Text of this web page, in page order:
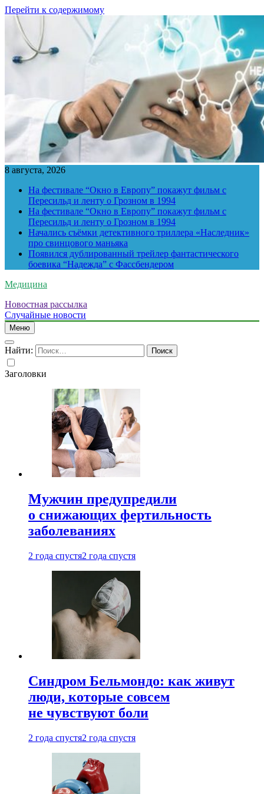
Перейти к содержимому
8 августа, 2026
На фестивале “Окно в Европу” покажут фильм с
Пересильд и ленту о Грозном в 1994
На фестивале “Окно в Европу” покажут фильм с
Пересильд и ленту о Грозном в 1994
Начались съёмки детективного триллера «Наследник»
про свинцового маньяка
Появился дублированный трейлер фантастического
боевика “Надежда” с Фассбендером
Медицина
Новостная рассылка
Случайные новости
Меню
Найти:
Заголовки
Мужчин предупредили
о снижающих фертильность
заболеваниях
2 года спустя2 года спустя
Синдром Бельмондо: как живут
люди, которые совсем
не чувствуют боли
2 года спустя2 года спустя